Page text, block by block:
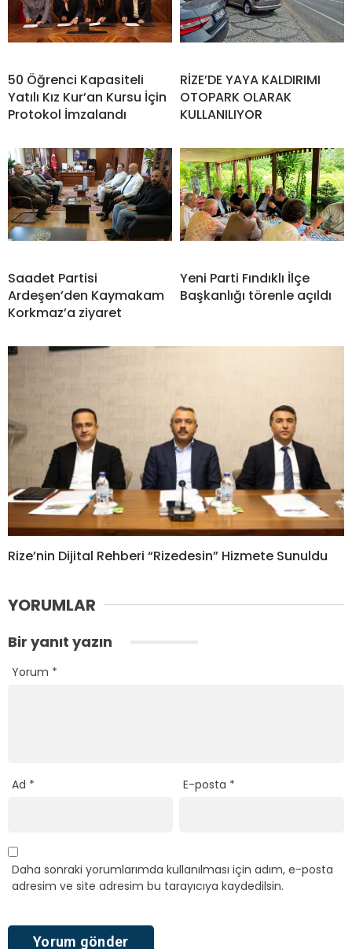
50 Öğrenci Kapasiteli
Yatılı Kız Kur’an Kursu İçin
Protokol İmzalandı
RİZE’DE YAYA KALDIRIMI
OTOPARK OLARAK
KULLANILIYOR
Saadet Partisi
Ardeşen’den Kaymakam
Korkmaz’a ziyaret
Yeni Parti Fındıklı İlçe
Başkanlığı törenle açıldı
Rize’nin Dijital Rehberi “Rizedesin” Hizmete Sunuldu
YORUMLAR
Bir yanıt yazın
Yorum *
Ad * E-posta *
Daha sonraki yorumlarımda kullanılması için adım, e-posta
adresim ve site adresim bu tarayıcıya kaydedilsin.